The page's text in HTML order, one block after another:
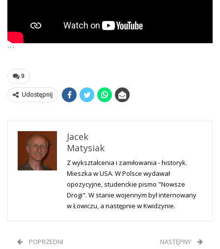
```
9
Udostępnij
Jacek
Matysiak
Z wykształcenia i zamiłowania - historyk.
Mieszka w USA. W Polsce wydawał
opozycyjne, studenckie pismo "Nowsze
Drogi". W stanie wojennym był internowany
w Łowiczu, a następnie w Kwidzynie.
POPRZEDNI NASTĘPNY